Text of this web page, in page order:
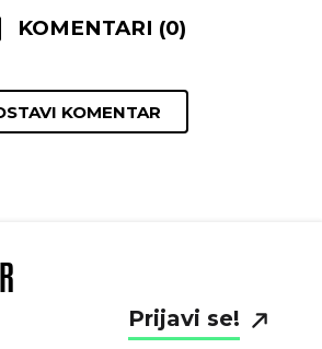
KOMENTARI (0)
KOMENTAR
Prijavi se!